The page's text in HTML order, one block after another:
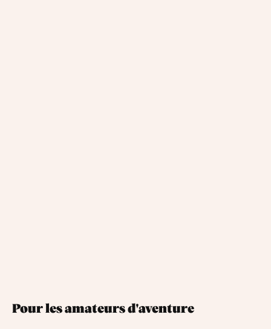
Pour les amateurs d'aventure